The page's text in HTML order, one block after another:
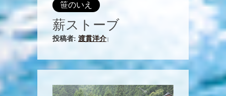
笹のいえ
薪ストーブ
投稿者: 渡貫洋介